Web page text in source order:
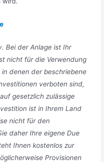
Bei der Anlage ist Ihr
nicht für die Verwendung
denen der beschriebene
verboten sind,
gesetzlich zulässige
ist in Ihrem Land
nicht für den
daher Ihre eigene Due
Ihnen kostenlos zur
Provisionen